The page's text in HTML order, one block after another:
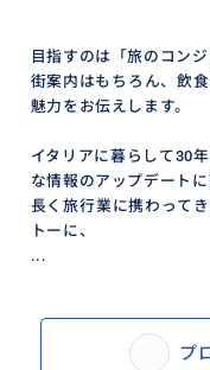
目指すのは「旅のコンジ
街案内はもちろん、飲
魅力をお伝えします。
イタリアに暮らして30
な情報のアップデートに
長く旅行業に携わって
トーに、
...
プ